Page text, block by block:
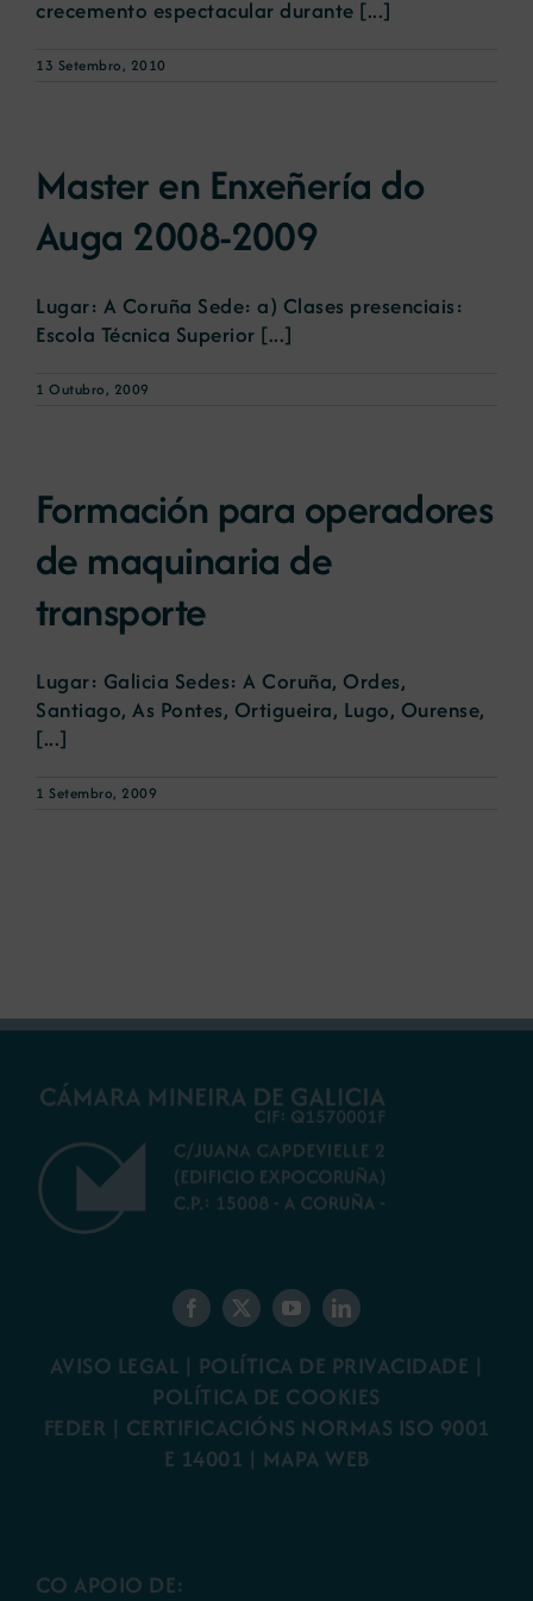
crecemento espectacular durante [...]
13 Setembro, 2010
Master en Enxeñería do
Auga 2008-2009
Lugar: A Coruña Sede: a) Clases presenciais:
Escola Técnica Superior [...]
1 Outubro, 2009
Formación para operadores
de maquinaria de
transporte
Lugar: Galicia Sedes: A Coruña, Ordes,
Santiago, As Pontes, Ortigueira, Lugo, Ourense,
[...]
1 Setembro, 2009
AVISO LEGAL | POLÍTICA DE PRIVACIDADE |
POLÍTICA DE COOKIES
FEDER | CERTIFICACIÓNS NORMAS ISO 9001
E 14001 | MAPA WEB
CO APOIO DE: